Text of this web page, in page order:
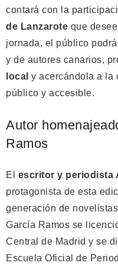
contará con la
de Lanzarote que
jornada, el público
y de autores canarios,
local y acercándola a la
público y accesible.
Autor
Ramos
El escritor y periodista
protagonista de esta
generación de
García Ramos se
Central de Madrid y se
Escuela Oficial de